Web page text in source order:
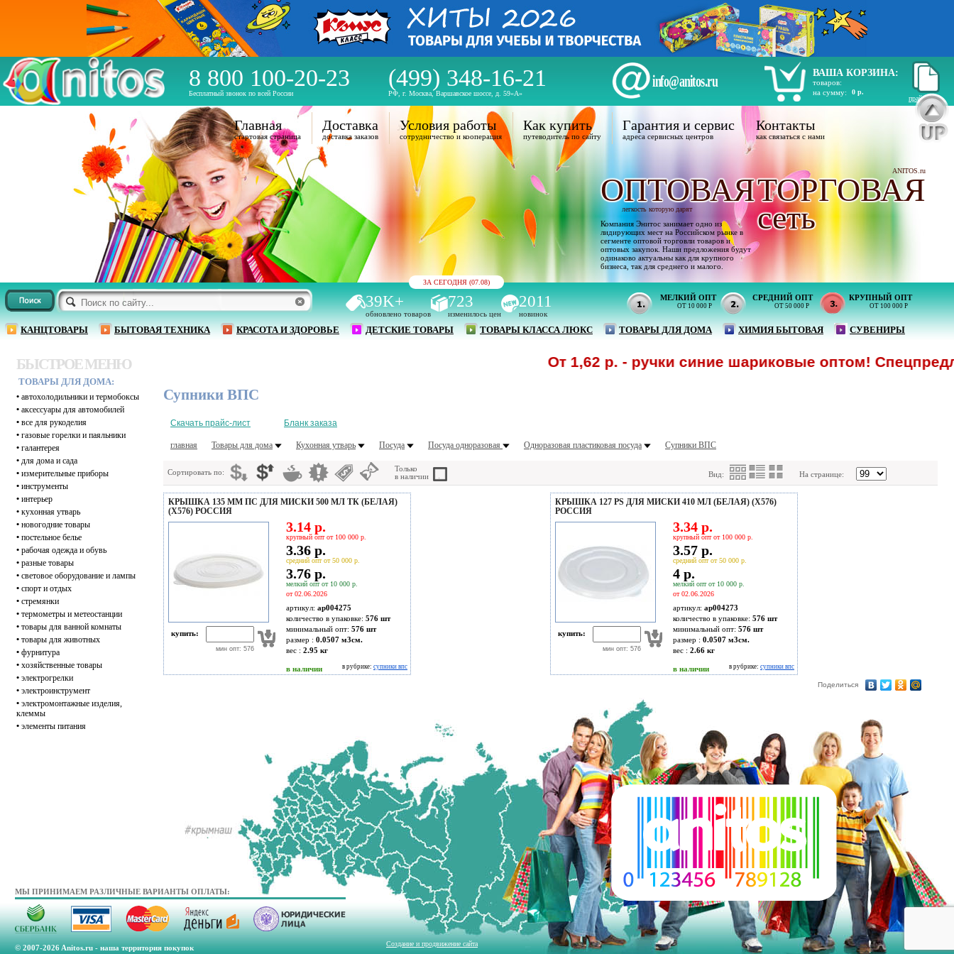
8 800 100-20-23
Бесплатный звонок по всей России
(499) 348-16-21
РФ, г. Москва, Варшавское шоссе, д. 59«А»
info@anitos.ru
ВАША КОРЗИНА:
товаров:
на сумму:
0 р.
прайс лист
ЗА СЕГОДНЯ (07.08)
39K+
обновлено товаров
723
изменилось цен
2011
новинок
МЕЛКИЙ ОПТ
ОТ 10 000 Р
СРЕДНИЙ ОПТ
ОТ 50 000 Р
КРУПНЫЙ ОПТ
ОТ 100 000 Р
КАНЦТОВАРЫ БЫТОВАЯ ТЕХНИКА КРАСОТА И ЗДОРОВЬЕ ДЕТСКИЕ ТОВАРЫ ТОВАРЫ КЛАССА ЛЮКС ТОВАРЫ ДЛЯ ДОМА ХИМИЯ БЫТОВАЯ СУВЕНИРЫ
Главная
стартовая страница
Доставка
доставка заказов
Условия работы
сотрудничество и кооперация
Как купить
путеводитель по сайту
Гарантия и сервис
адреса сервисных центров
Контакты
как связаться с нами
ANITOS.ru
ОПТОВАЯТОРГОВАЯ
легкость которую дарят
Компания Энитос занимает одно из
лидирующих мест на Российском рынке в
сегменте оптовой торговли товаров и
оптовых закупок. Наши предложения будут
одинаково актуальны как для крупного
бизнеса, так для среднего и малого.
сеть
БЫСТРОЕ МЕНЮ
ТОВАРЫ ДЛЯ ДОМА:
• автохолодильники и термобоксы
• аксессуары для автомобилей
• все для рукоделия
• газовые горелки и паяльники
• галантерея
• для дома и сада
• измерительные приборы
• инструменты
• интерьер
• кухонная утварь
• новогодние товары
• постельное белье
• рабочая одежда и обувь
• разные товары
• световое оборудование и лампы
• спорт и отдых
• стремянки
• термометры и метеостанции
• товары для ванной комнаты
• товары для животных
• фурнитура
• хозяйственные товары
• электрогрелки
• электроинструмент
• электромонтажные изделия,
клеммы
• элементы питания
От 1,62 р. - ручки синие шариковые оптом!
Супники ВПС
Скачать прайс-лист Бланк заказа
главная Товары для дома Кухонная утварь Посуда Посуда одноразовая Одноразовая пластиковая посуда Супники ВПС
Сортировать по:
Только
в наличии
Вид: На странице:
КРЫШКА 135 ММ ПС ДЛЯ МИСКИ 500 МЛ ТК (БЕЛАЯ)
(Х576) РОССИЯ
купить:
мин опт: 576
3.14 р.
крупный опт от 100 000 р.
3.36 р.
средний опт от 50 000 р.
3.76 р.
мелкий опт от 10 000 р.
от 02.06.2026
артикул: ap004275
количество в упаковке: 576 шт
минимальный опт: 576 шт
размер : 0.0507 м3см.
вес : 2.95 кг
в наличии в рубрике: супники впс
КРЫШКА 127 PS ДЛЯ МИСКИ 410 МЛ (БЕЛАЯ) (Х576)
РОССИЯ
купить:
мин опт: 576
3.34 р.
крупный опт от 100 000 р.
3.57 р.
средний опт от 50 000 р.
4 р.
мелкий опт от 10 000 р.
от 02.06.2026
артикул: ap004273
количество в упаковке: 576 шт
минимальный опт: 576 шт
размер : 0.0507 м3см.
вес : 2.66 кг
в наличии в рубрике: супники впс
Поделиться
МЫ ПРИНИМАЕМ РАЗЛИЧНЫЕ ВАРИАНТЫ ОПЛАТЫ:
© 2007-2026 Anitos.ru - наша территория покупок Создание и продвижение сайта